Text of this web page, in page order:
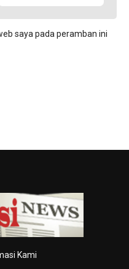
saya pada peramban ini
Kami